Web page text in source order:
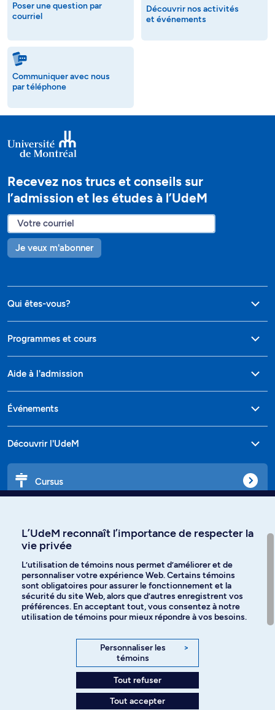
Poser une question par
courriel
Découvrir nos activités
et événements
Communiquer avec nous
par téléphone
Recevez nos trucs et conseils sur
l’admission et les études à l’UdeM
Je veux m'abonner
Qui êtes-vous?
Programmes et cours
Aide à l'admission
Événements
Découvrir l'UdeM
Cursus
Langues
Facebook Instagram
YouTube
L’UdeM reconnaît l’importance de respecter la
vie privée
L’utilisation de témoins nous permet d’améliorer et de
personnaliser votre expérience Web. Certains témoins
sont obligatoires pour assurer le fonctionnement et la
sécurité du site Web, alors que d’autres enregistrent vos
préférences. En acceptant tout, vous consentez à notre
utilisation de témoins pour mieux répondre à vos besoins.
Personnaliser les
témoins
>
Tout refuser
Tout accepter